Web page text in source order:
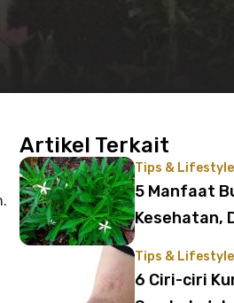
Artikel Terkait
Tips & Lifestyle
5 Manfaat
Kesehatan,
Tips & Lifestyle
6 Ciri-ciri